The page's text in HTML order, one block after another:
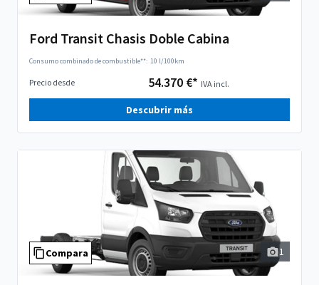
Ford Transit Chasis Doble Cabina
Consumo combinado de combustible**: 10 l/100km
Precio desde 54.370 €* IVA incl.
Descubrir más
Compara 1